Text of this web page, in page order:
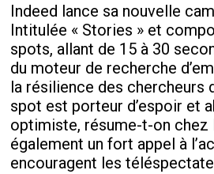
Indeed lance sa nouvelle
Intitulée « Stories » et
spots, allant de 15 à 30
du moteur de recherche
la résilience des chercheurs
spot est porteur d’espoir et
optimiste, résume-t-on chez
également un fort appel à
encouragent les